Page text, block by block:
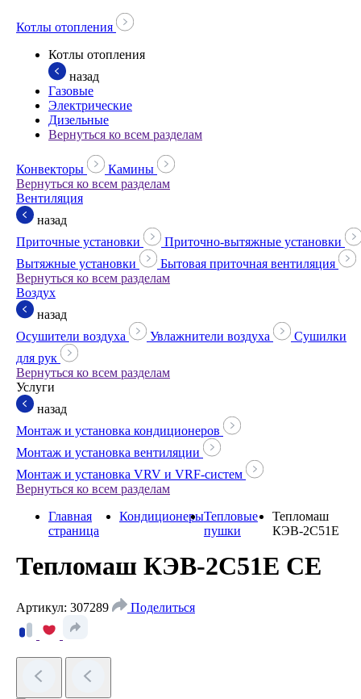
Котлы отопления
Котлы отопления
назад
Газовые
Электрические
Дизельные
Вернуться ко всем разделам
Конвекторы
Камины
Вернуться ко всем разделам
Вентиляция
назад
Приточные установки
Приточно-вытяжные установки
Вытяжные установки
Бытовая приточная вентиляция
Вернуться ко всем разделам
Воздух
назад
Осушители воздуха
Увлажнители воздуха
Сушилки
для рук
Вернуться ко всем разделам
Услуги
назад
Монтаж и установка кондиционеров
Монтаж и установка вентиляции
Монтаж и установка VRV и VRF-систем
Вернуться ко всем разделам
Главная
страница
КондиционерыТепловые
пушки
Тепломаш
КЭВ-2С51Е
Тепломаш КЭВ-2С51Е СЕ
Артикул: 307289 Поделиться